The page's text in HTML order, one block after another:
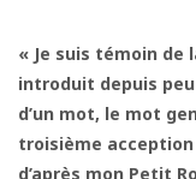
« Je suis témoin de
introduit depuis
d’un mot, le mot
troisième
d’après mon Petit